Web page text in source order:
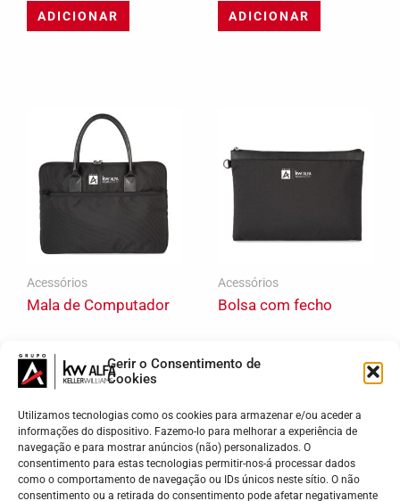
Gerir o Consentimento de
Cookies
Utilizamos tecnologias como os cookies para armazenar e/ou aceder a
informações do dispositivo. Fazemo-lo para melhorar a experiência de
navegação e para mostrar anúncios (não) personalizados. O
consentimento para estas tecnologias permitir-nos-á processar dados
como o comportamento de navegação ou IDs únicos neste sítio. O não
consentimento ou a retirada do consentimento pode afetar negativamente
ADICIONAR ADICIONAR
Acessórios
Mala de Computador
32,15
ADICIONAR
Acessórios
Bolsa com fecho